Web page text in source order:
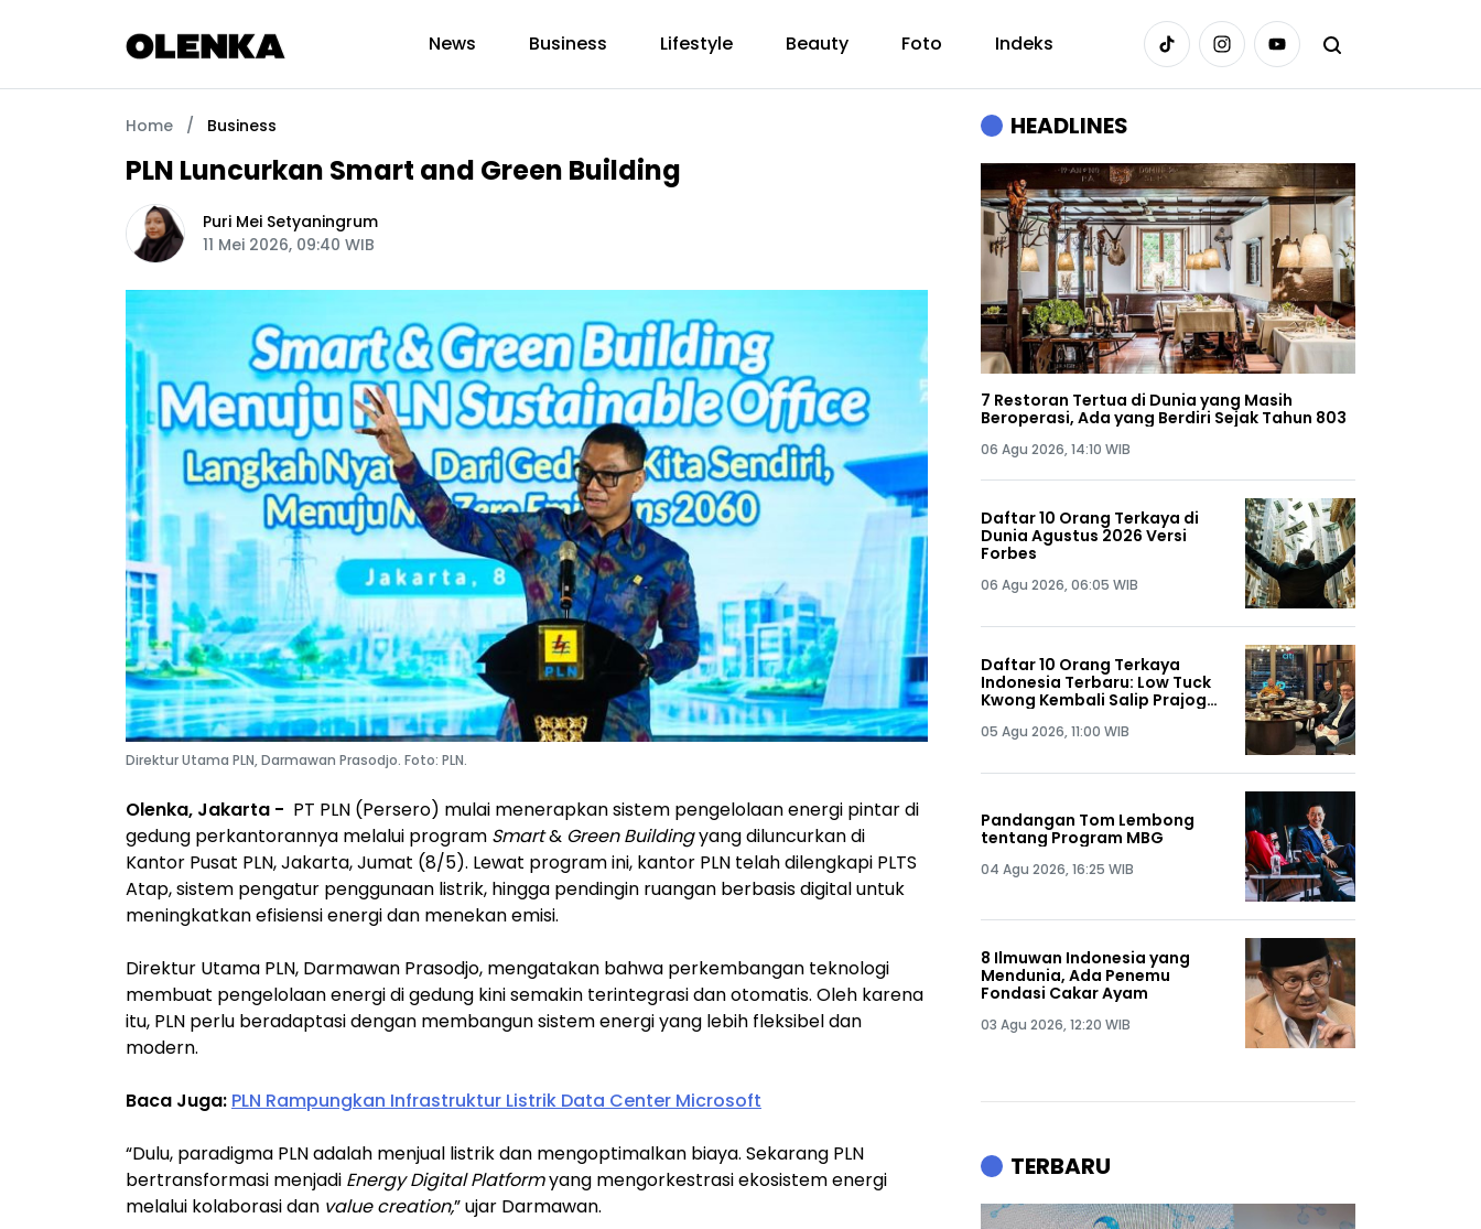
News Business Lifestyle Beauty Foto Indeks
Home / Business
PLN Luncurkan Smart and Green Building
Puri Mei Setyaningrum
11 Mei 2026, 09:40 WIB
Direktur Utama PLN, Darmawan Prasodjo. Foto: PLN.
Olenka, Jakarta - PT PLN (Persero) mulai menerapkan sistem pengelolaan energi pintar di
gedung perkantorannya melalui program Smart& Green Buildingyang diluncurkan di
Kantor Pusat PLN, Jakarta, Jumat (8/5). Lewat program ini, kantor PLN telah dilengkapi PLTS
Atap, sistem pengatur penggunaan listrik, hingga pendingin ruangan berbasis digital untuk
meningkatkan efisiensi energi dan menekan emisi.
Direktur Utama PLN, Darmawan Prasodjo, mengatakan bahwa perkembangan teknologi
membuat pengelolaan energi di gedung kini semakin terintegrasi dan otomatis. Oleh karena
itu, PLN perlu beradaptasi dengan membangun sistem energi yang lebih fleksibel dan
modern.
Baca Juga: PLN Rampungkan Infrastruktur Listrik Data Center Microsoft
“Dulu, paradigma PLN adalah menjual listrik dan mengoptimalkan biaya. Sekarang PLN
bertransformasi menjadi Energy Digital Platformyang mengorkestrasi ekosistem energi
melalui kolaborasi dan value creation,” ujar Darmawan.
HEADLINES
7 Restoran Tertua di Dunia yang Masih
Beroperasi, Ada yang Berdiri Sejak Tahun 803
06 Agu 2026, 14:10 WIB
Daftar 10 Orang Terkaya di
Dunia Agustus 2026 Versi
Forbes
06 Agu 2026, 06:05 WIB
Daftar 10 Orang Terkaya
Indonesia Terbaru: Low Tuck
Kwong Kembali Salip Prajogo
05 Agu 2026, 11:00 WIB
Pandangan Tom Lembong
tentang Program MBG
04 Agu 2026, 16:25 WIB
8 Ilmuwan Indonesia yang
Mendunia, Ada Penemu
Fondasi Cakar Ayam
03 Agu 2026, 12:20 WIB
TERBARU